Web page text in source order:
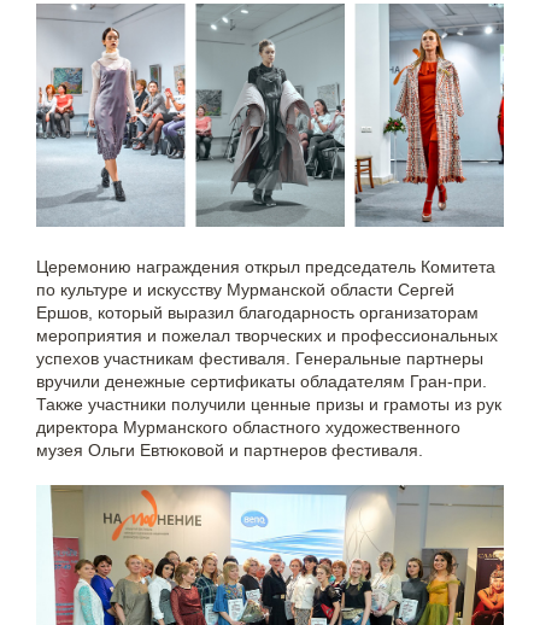
Церемонию награждения открыл председатель Комитета
по культуре и искусству Мурманской области Сергей
Ершов, который выразил благодарность организаторам
мероприятия и пожелал творческих и профессиональных
успехов участникам фестиваля. Генеральные партнеры
вручили денежные сертификаты обладателям Гран-при.
Также участники получили ценные призы и грамоты из рук
директора Мурманского областного художественного
музея Ольги Евтюковой и партнеров фестиваля.